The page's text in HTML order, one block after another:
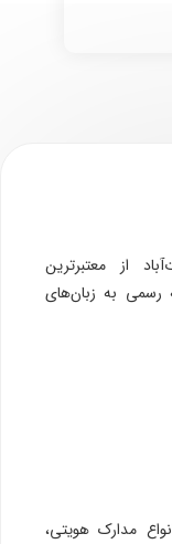
از معتبرترین
رسمی به زبان‌های
مدارک هویتی،